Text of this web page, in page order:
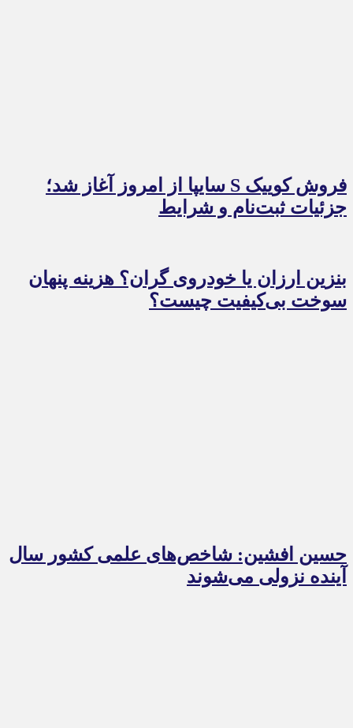
فروش کوییک S سایپا از امروز آغاز شد؛
جزئیات ثبت‌نام و شرایط
بنزین ارزان یا خودروی گران؟ هزینه پنهان
سوخت بی‌کیفیت چیست؟
حسین افشین: شاخص‌های علمی کشور سال
آینده نزولی می‌شوند